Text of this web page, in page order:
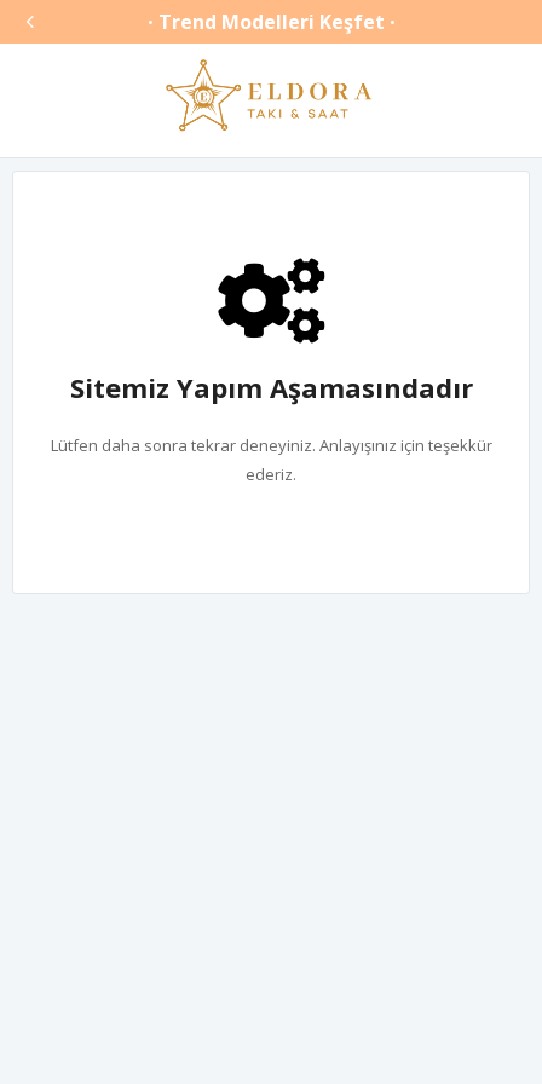
 • Trend Modelleri Keşfet •
Sitemiz Yapım Aşamasındadır
Lütfen daha sonra tekrar deneyiniz. Anlayışınız için teşekkür
ederiz.